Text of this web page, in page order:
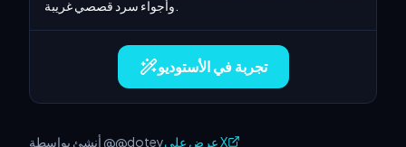
تجربة في الأستوديو
أنشئ بواسطة @@dotey عرض على X